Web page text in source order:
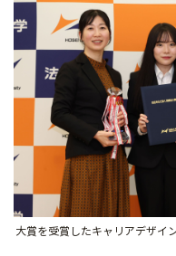
大賞を受賞したキャリアデザイ